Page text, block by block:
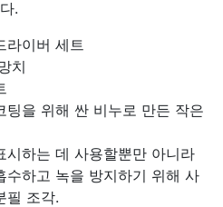
.
라이버 세트
치
팅을 위해 싼 비누로 만든 작은
시하는 데 사용할뿐만 아니라
수하고 녹을 방지하기 위해 사
필 조각.